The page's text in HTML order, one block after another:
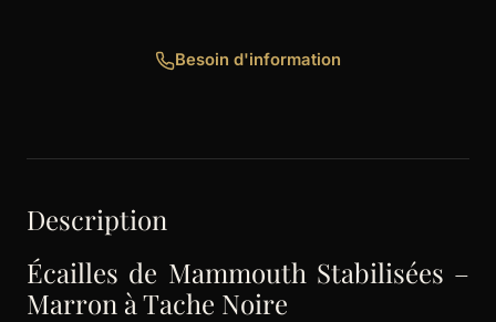
Besoin d'information
Description
Écailles de Mammouth Stabilisées –
Marron à Tache Noire